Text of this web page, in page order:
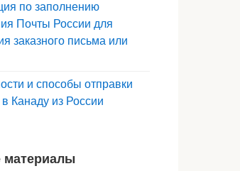
по заполнению
Почты России для
заказного письма или
и способы отправки
Канаду из России
материалы